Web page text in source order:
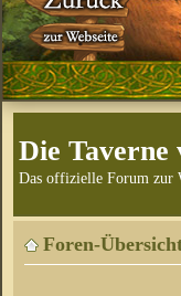
Die Taverne
Das offizielle Forum zur
Foren-